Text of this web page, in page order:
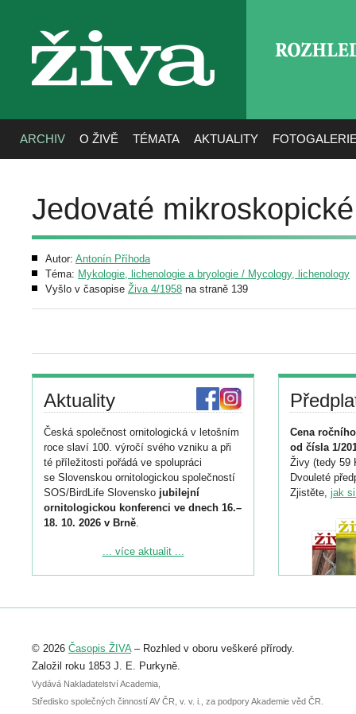
živa
ARCHIV O ŽIVĚ TÉMATA AKTUALITY
Jedovaté
Autor: Antonín Příhoda
Téma: Mykologie, lichenologie a bryologie / Mycology, lichenology
Vyšlo v časopise Živa 4/1958 na straně 139
Aktuality
Česká společnost ornitologická v letošním
roce slaví 100. výročí svého vzniku a při
té příležitosti pořádá ve spolupráci
se Slovenskou ornitologickou společností
SOS/BirdLife Slovensko jubilejní
ornitologickou konferenci ve dnech 16.–
18. 10. 2026 v Brně.
Podrobnější informace ke konferenci
Registrovat se můžete do 6. září.
abstraktu přihlášené přednášky nebo
posteru je už 30. června.
... více aktualit ...
Cena
od čísla 1/
Živy (tedy 59
Dvouleté
Zjistěte, jak
© 2026 Časopis ŽIVA– Rozhled v oboru veškeré přírody.
Založil roku 1853 J. E. Purkyně.
Vydává Nakladatelství Academia,
Středisko společných činností AV ČR, v. v. i., za podpory Akademie věd ČR.